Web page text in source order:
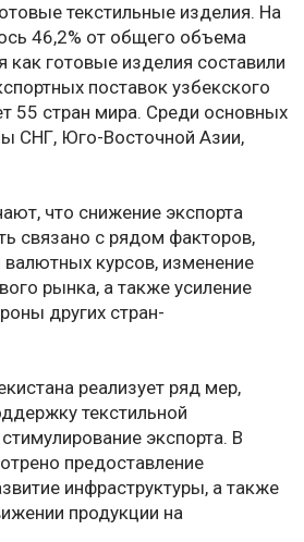
текстильные изделия. На
46,2% от общего объема
как готовые изделия составили
поставок узбекского
55 стран мира. Среди основных
СНГ, Юго-Восточной Азии,
что снижение экспорта
связано с рядом факторов,
курсов, изменение
рынка, а также усиление
других стран-
реализует ряд мер,
текстильной
экспорта. В
предоставление
инфраструктуры, а также
продукции на